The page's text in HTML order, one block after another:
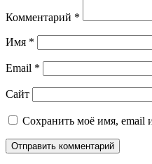
Комментарий *
Имя *
Email *
Сайт
Сохранить моё имя, email